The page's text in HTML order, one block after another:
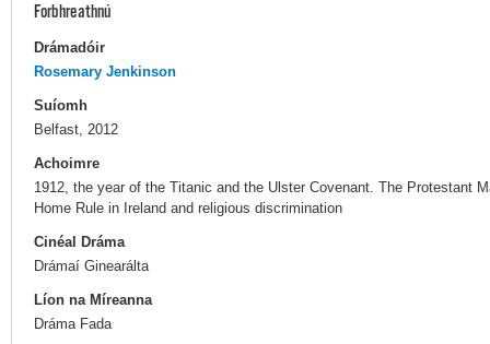
Forbhreathnú
Drámadóir
Rosemary Jenkinson
Suíomh
Belfast, 2012
Achoimre
1912, the year of the Titanic and the Ulster Covenant. The Protestant
Home Rule in Ireland and religious discrimination
Cinéal Dráma
Drámaí Ginearálta
Líon na Míreanna
Dráma Fada